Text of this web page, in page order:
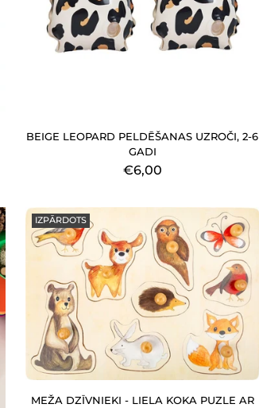
BEIGE LEOPARD PELDĒŠANAS UZROČI, 2-6
GADI
€6,00
IZPĀRDOTS
MEŽA DZĪVNIEKI - LIELA KOKA PUZLE AR